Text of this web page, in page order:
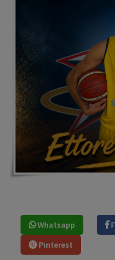
Whatsapp
Pinterest